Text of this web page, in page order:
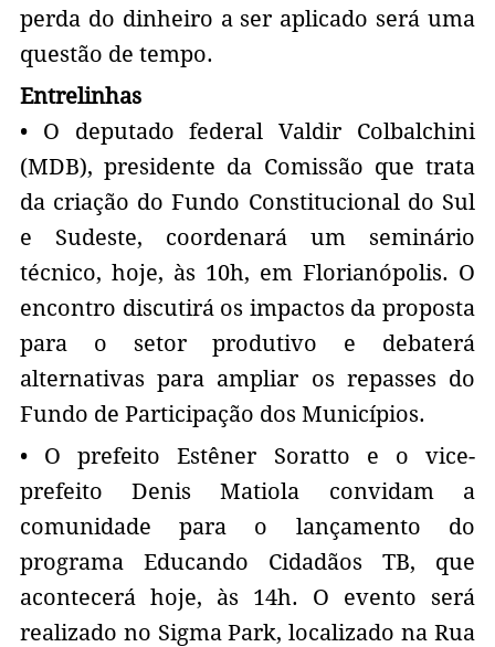
perda do dinheiro a ser aplicado será uma
questão de tempo.
Entrelinhas
• O deputado federal Valdir Colbalchini
(MDB), presidente da Comissão que trata
da criação do Fundo Constitucional do Sul
e Sudeste, coordenará um seminário
técnico, hoje, às 10h, em Florianópolis. O
encontro discutirá os impactos da proposta
para o setor produtivo e debaterá
alternativas para ampliar os repasses do
Fundo de Participação dos Municípios.
• O prefeito Estêner Soratto e o vice-
prefeito Denis Matiola convidam a
comunidade para o lançamento do
programa Educando Cidadãos TB, que
acontecerá hoje, às 14h. O evento será
realizado no Sigma Park, localizado na Rua